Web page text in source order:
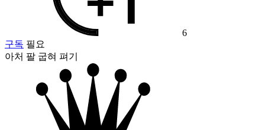
6
구독 필요
아처 팔 굽혀 펴기